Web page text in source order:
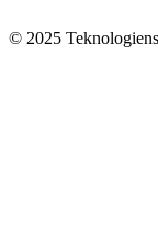
© 2025